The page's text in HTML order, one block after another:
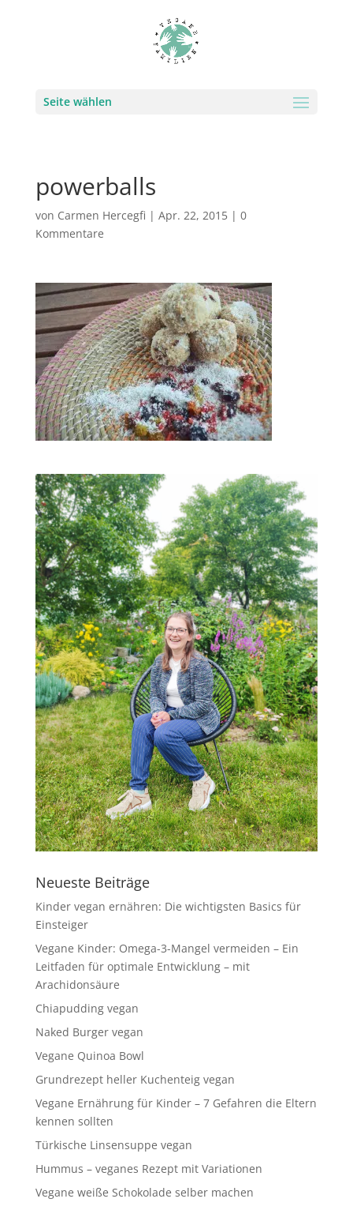
Seite wählen
powerballs
von Carmen Hercegfi | Apr. 22, 2015| 0
Kommentare
Neueste Beiträge
Kinder vegan ernähren: Die wichtigsten Basics für
Einsteiger
Vegane Kinder: Omega-3-Mangel vermeiden – Ein
Leitfaden für optimale Entwicklung – mit
Arachidonsäure
Chiapudding vegan
Naked Burger vegan
Vegane Quinoa Bowl
Grundrezept heller Kuchenteig vegan
Vegane Ernährung für Kinder – 7 Gefahren die Eltern
kennen sollten
Türkische Linsensuppe vegan
Hummus – veganes Rezept mit Variationen
Vegane weiße Schokolade selber machen